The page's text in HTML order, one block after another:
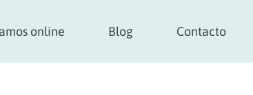
online Blog Contacto